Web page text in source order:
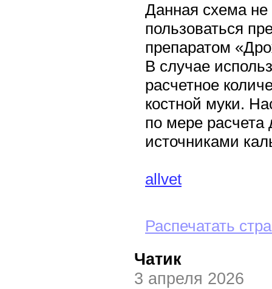
Данная схема не
пользоваться
препаратом
В случае
расчетное
костной муки.
по мере расчета
источниками
allvet
Распечатать
Чатик
3 апреля 2026